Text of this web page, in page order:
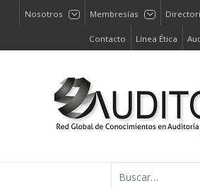
Nosotros Membresías
Contacto Línea Ética